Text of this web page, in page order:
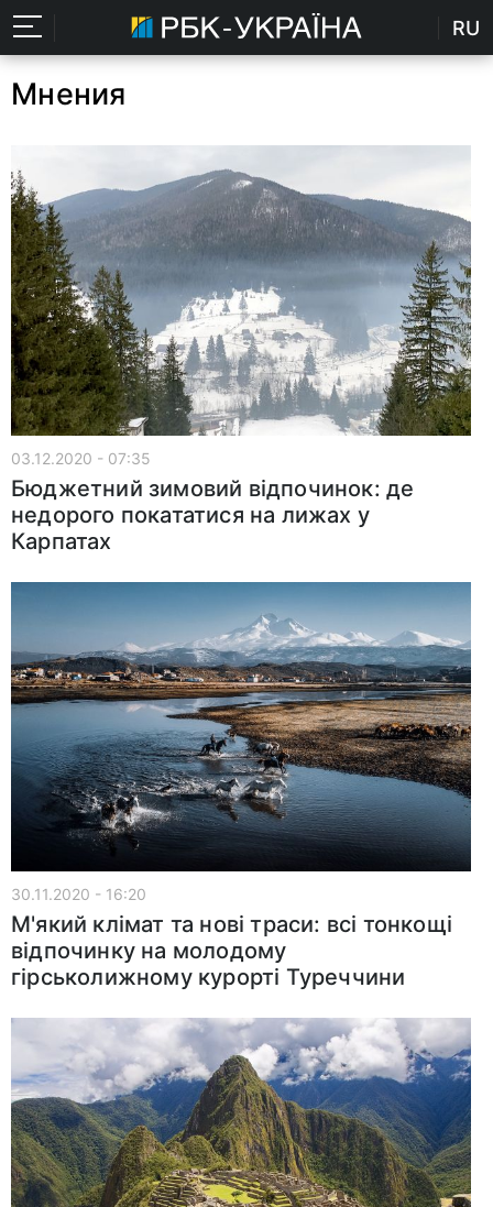
RU
Мнения
03.12.2020 - 07:35
Бюджетний зимовий відпочинок: де
недорого покататися на лижах у
Карпатах
30.11.2020 - 16:20
М'який клімат та нові траси: всі тонкощі
відпочинку на молодому
гірськолижному курорті Туреччини